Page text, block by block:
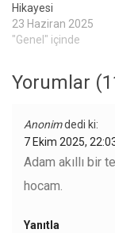
Hikayesi
23 Haziran 2025
"Genel" içinde
Yorumlar
Anonimdedi ki:
7 Ekim 2025,
Adam akıllı bir
hocam.
Yanıtla